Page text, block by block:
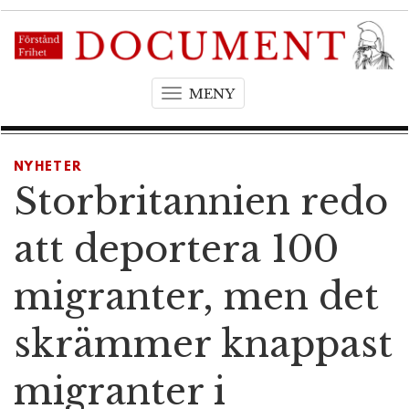
MENYT
g
l
a
i
g
a
t
NYHETER
Storbritannien redo
att deportera 100
migranter, men det
skrämmer knappast
migranter i